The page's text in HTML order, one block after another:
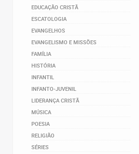
EDUCAÇÃO CRISTÃ
ESCATOLOGIA
EVANGELHOS
EVANGELISMO E MISSÕES
FAMÍLIA
HISTÓRIA
INFANTIL
INFANTO-JUVENIL
LIDERANÇA CRISTÃ
MÚSICA
POESIA
RELIGIÃO
SÉRIES